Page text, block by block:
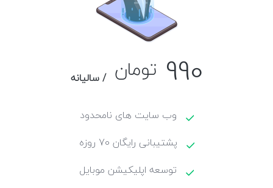
990 تومان / سالیانه
وب سایت های نامحدود
پشتیبانی رایگان 70 روزه
توسعه اپلیکیشن موبایل